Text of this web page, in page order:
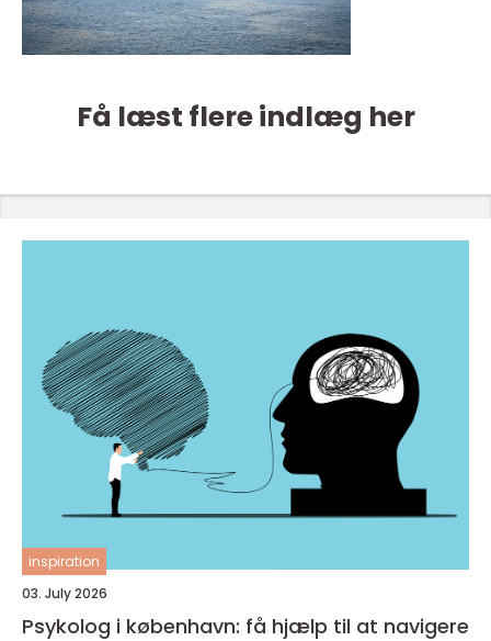
Få læst flere indlæg her
inspiration
03. July 2026
Psykolog i københavn: få hjælp til at navigere